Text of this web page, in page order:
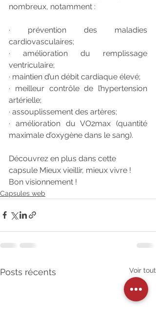
nombreux, notamment :
· prévention des maladies
cardiovasculaires;
· amélioration du remplissage
ventriculaire;
· maintien d’un débit cardiaque élevé;
· meilleur contrôle de l’hypertension
artérielle;
· assouplissement des artères;
· amélioration du VO2max (quantité
maximale d’oxygène dans le sang).
Découvrez en plus dans cette
capsule Mieux vieillir, mieux vivre !
Bon visionnement !
Capsules web
Posts récents Voir tout